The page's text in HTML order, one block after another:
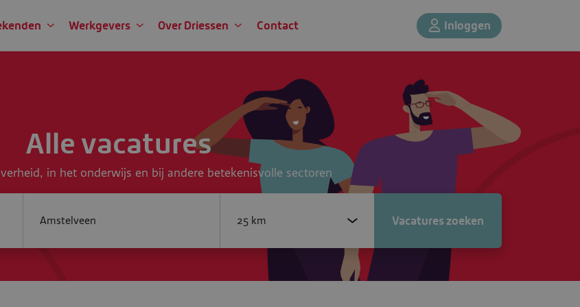
Werkgevers Over Driessen Contact Inloggen
Alle vacatures
in het onderwijs en bij andere betekenisvolle sectoren
Vacatures zoeken